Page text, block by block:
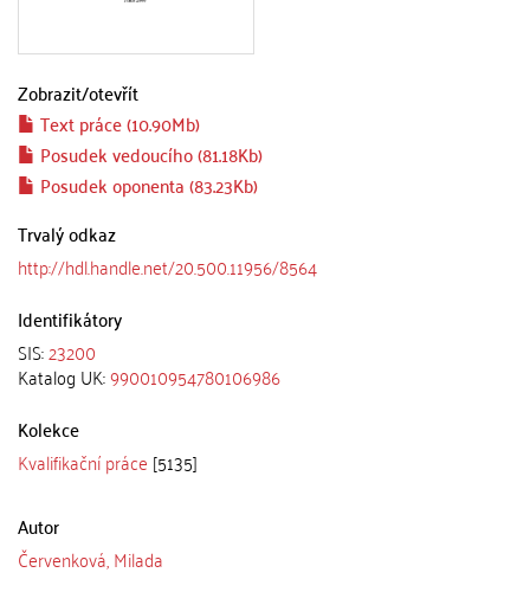
Zobrazit/otevřít
Text práce (10.90Mb)
Posudek vedoucího (81.18Kb)
Posudek oponenta (83.23Kb)
Trvalý odkaz
http://hdl.handle.net/20.500.11956/8564
Identifikátory
SIS:23200
Katalog UK:990010954780106986
Kolekce
Kvalifikační práce [5135]
Autor
Červenková, Milada